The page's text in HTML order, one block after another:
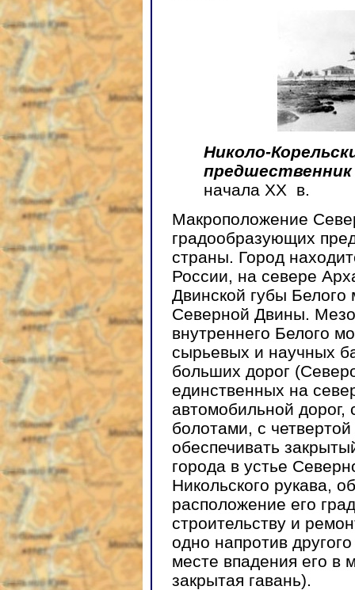
Николо-
начала XX в.
Макроположение
градообразующих
страны. Город
России, на севере
Двинской губы
Северной Двины.
внутреннего Белого
сырьевых и научных
больших дорог
единственных на
автомобильной дорог,
болотами, с
обеспечивать
города в устье
Никольского рукава,
расположение его
строительству и
одно напротив
месте впадения его в
закрытая гавань).